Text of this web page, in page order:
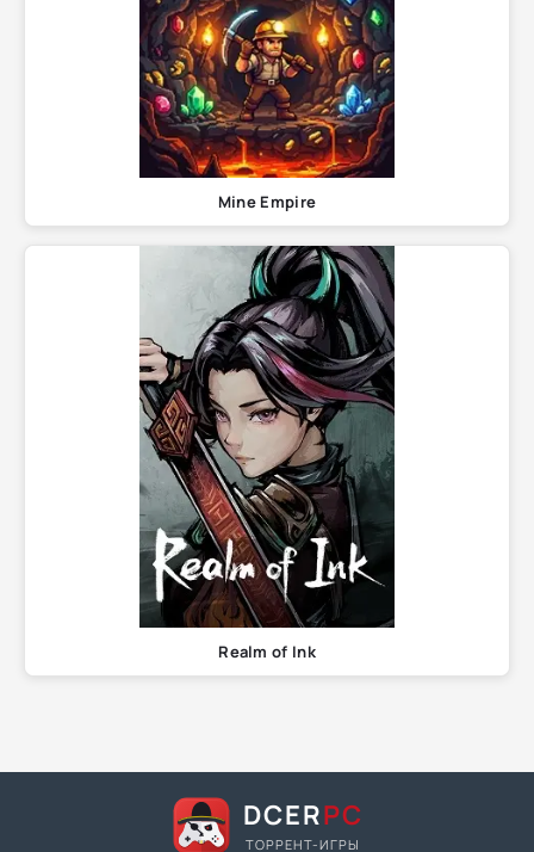
Mine Empire
Realm of Ink
DCERPC
ТОРРЕНТ-ИГРЫ